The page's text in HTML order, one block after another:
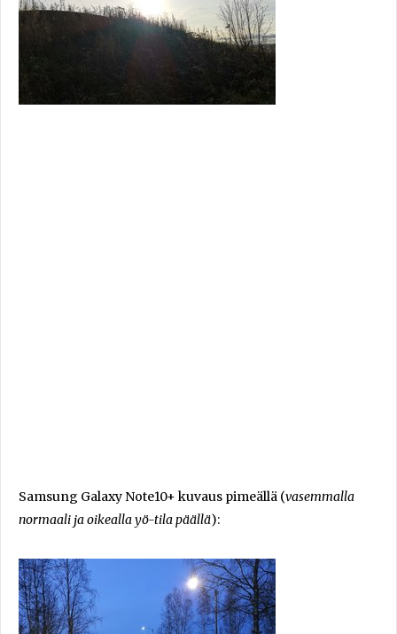
Samsung Galaxy Note10+ kuvaus pimeällä (vasemmalla
normaali ja oikealla yö-tila päällä):